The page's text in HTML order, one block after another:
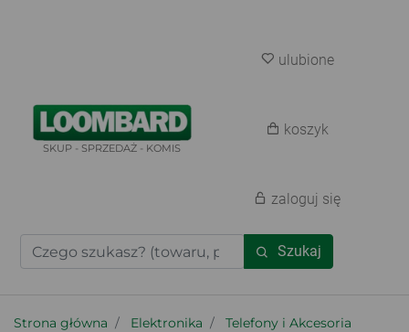
SKUP - SPRZEDAŻ - KOMIS
Szukaj
ulubione
koszyk
zaloguj się
Strona główna Elektronika
Telefony i Akcesoria